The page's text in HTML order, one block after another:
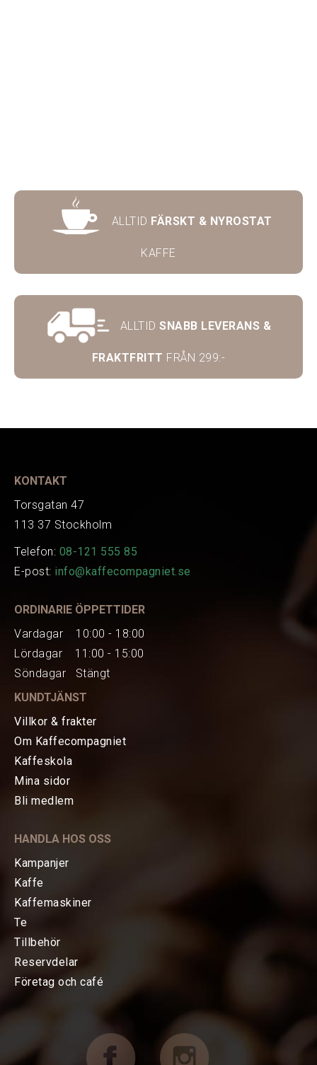
HEM
TE
KAFFEMASKINER
FÖRETAG OCH CAFÉ
RESERVDELAR
ALLTID FÄRSKT & NYROSTAT
KAFFE
ALLTID SNABB LEVERANS &
FRAKTFRITT FRÅN 299:-
KONTAKT
Torsgatan 47
113 37 Stockholm
Telefon: 08-121 555 85
E-post: info@kaffecompagniet.se
ORDINARIE ÖPPETTIDER
Vardagar 10:00 - 18:00
Lördagar 11:00 - 15:00
Söndagar Stängt
KUNDTJÄNST
Villkor & frakter
Om Kaffecompagniet
Kaffeskola
Mina sidor
Bli medlem
HANDLA HOS OSS
Kampanjer
Kaffe
Kaffemaskiner
Te
Tillbehör
Reservdelar
Företag och café